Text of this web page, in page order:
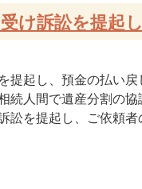
け訴訟を提起
提起し、預金の払い
続人間で遺産分割の
訟を提起し、ご依頼